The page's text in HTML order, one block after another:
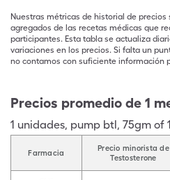
Nuestras métricas de historial de
agregados de las recetas médicas que
participantes. Esta tabla se actualiza
variaciones en los precios. Si falta un
no contamos con suficiente información
Precios promedio de 1
1 unidades, pump btl, 75gm of
Farmacia
Precio minorista de
Testosterone